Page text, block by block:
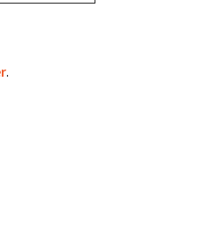
.